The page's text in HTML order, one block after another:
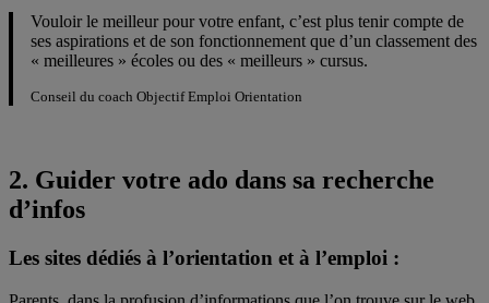
Vouloir le meilleur pour votre enfant, c’est plus tenir compte de
ses aspirations et de son fonctionnement que d’un classement des
« meilleures » écoles ou des « meilleurs » cursus.
Conseil du coach Objectif Emploi Orientation
2. Guider votre ado dans sa recherche
d’infos
Les sites dédiés à l’orientation et à l’emploi :